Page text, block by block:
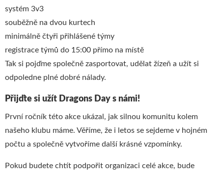
systém 3v3
souběžně na dvou kurtech
minimálně čtyři přihlášené týmy
registrace týmů do 15:00 přímo na místě
Tak si pojďme společně zasportovat, udělat žízeň a užít si
odpoledne plné dobré nálady.
Přijďte si užít Dragons Day s námi!
První ročník této akce ukázal, jak silnou komunitu kolem
našeho klubu máme. Věříme, že i letos se sejdeme v hojném
počtu a společně vytvoříme další krásné vzpomínky.
Pokud budete chtít podpořit organizaci celé akce, bude